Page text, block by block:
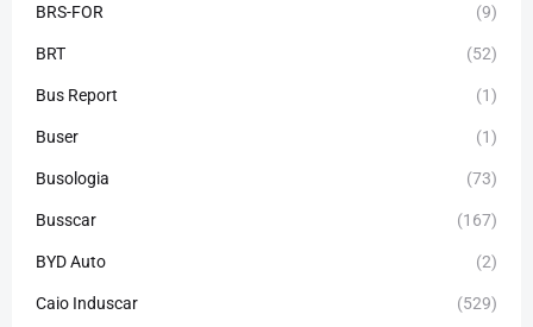
BRS-FOR (9)
BRT (52)
Bus Report (1)
Buser (1)
Busologia (73)
Busscar (167)
BYD Auto (2)
Caio Induscar (529)